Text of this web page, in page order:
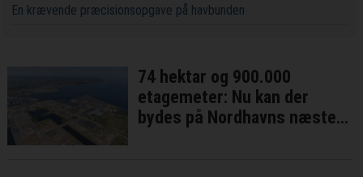
En krævende præcisionsopgave på havbunden
74 hektar og 900.000
etagemeter: Nu kan der
bydes på Nordhavns næste